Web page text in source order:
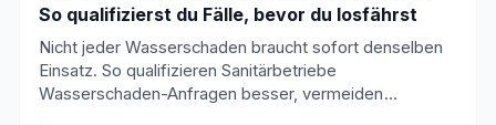
So qualifizierst du Fälle, bevor du losfährst
Nicht jeder Wasserschaden braucht sofort denselben
Einsatz. So qualifizieren Sanitärbetriebe
Wasserschaden-Anfragen besser, vermeiden